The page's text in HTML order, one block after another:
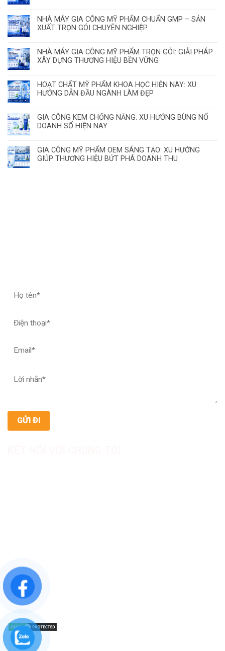
NHÀ MÁY GIA CÔNG MỸ PHẨM CHUẨN GMP – SẢN
XUẤT TRỌN GÓI CHUYÊN NGHIỆP
NHÀ MÁY GIA CÔNG MỸ PHẨM TRỌN GÓI: GIẢI PHÁP
XÂY DỰNG THƯƠNG HIỆU BỀN VỮNG
HOẠT CHẤT MỸ PHẨM KHOA HỌC HIỆN NAY: XU
HƯỚNG DẪN ĐẦU NGÀNH LÀM ĐẸP
GIA CÔNG KEM CHỐNG NẮNG: XU HƯỚNG BÙNG NỔ
DOANH SỐ HIỆN NAY
GIA CÔNG MỸ PHẨM OEM SÁNG TẠO: XU HƯỚNG
GIÚP THƯƠNG HIỆU BỨT PHÁ DOANH THU
Website: https://asialab.com.vn/
Email: giacongasialab@gmail.com